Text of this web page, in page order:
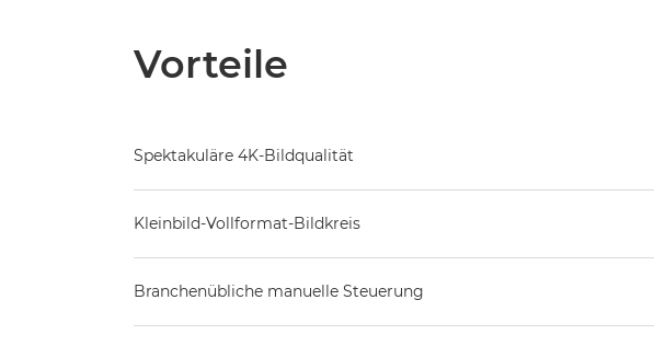
Vorteile
Spektakuläre 4K-Bildqualität
Kleinbild-Vollformat-Bildkreis
Branchenübliche manuelle Steuerung